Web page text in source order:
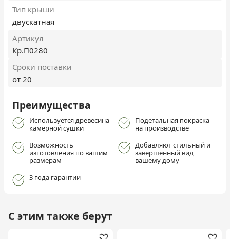
Тип крыши
двускатная
Артикул
Кр.П0280
Сроки поставки
от 20
Преимущества
Используется древесина
камерной сушки
Подетальная покраска
на производстве
Возможность
изготовления по вашим
размерам
Добавляют стильный и
завершённый вид
вашему дому
3 года гарантии
С этим также берут